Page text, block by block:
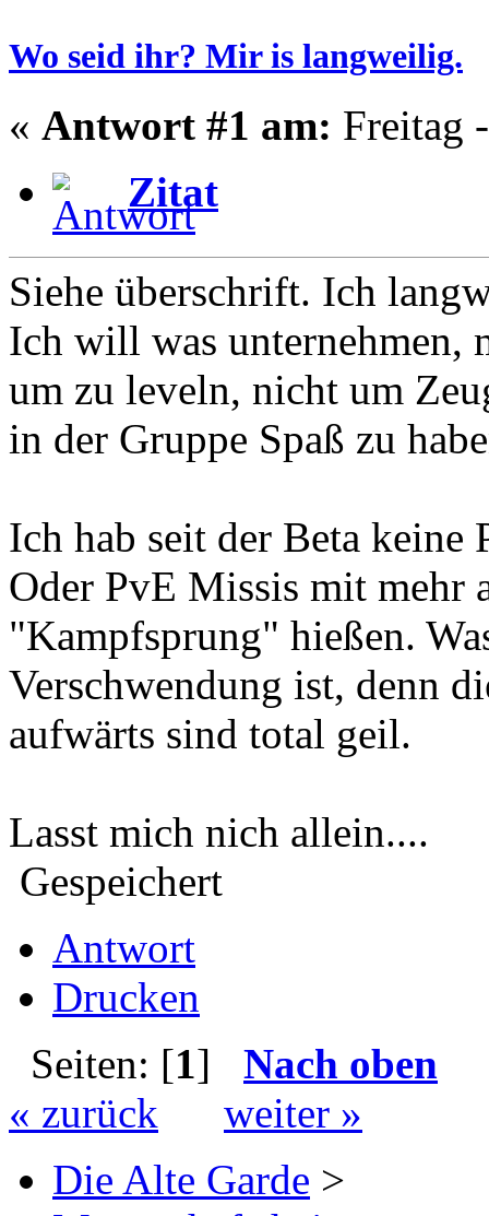
Wo seid ihr? Mir is langweilig.
« Antwort #1 am: Freitag
Zitat
Siehe überschrift. Ich
Ich will was unternehmen,
um zu leveln, nicht um
in der Gruppe Spaß zu
Ich hab seit der Beta keine
Oder PvE Missis mit mehr
"Kampfsprung" hießen.
Verschwendung ist, denn
aufwärts sind total geil.
Lasst mich nich allein....
Gespeichert
Antwort
Drucken
Seiten: [1] Nach oben
« zurück
weiter »
Die Alte Garde >